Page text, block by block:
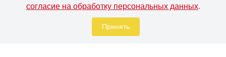
Система защиты от протечки воды
согласие на обработку персональных данных.
Принять